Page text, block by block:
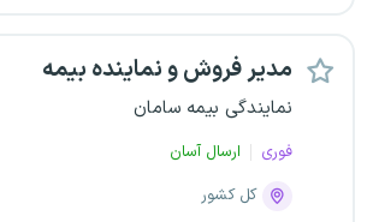
مدیر فروش و نماینده بیمه
نمایندگی بیمه سامان
فوری
ارسال آسان
کل کشور